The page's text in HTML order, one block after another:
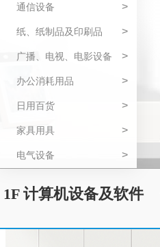
通信设备 >
纸、纸制品及印刷品 >
广播、电视、电影设备 >
办公消耗用品 >
日用百货 >
家具用具 >
电气设备 >
1F 计算机设备及软件